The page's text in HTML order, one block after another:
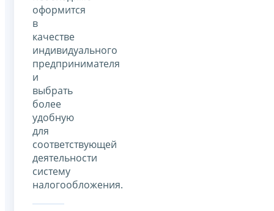
оформится
в
качестве
индивидуального
предпринимателя
и
выбрать
более
удобную
для
соответствующей
деятельности
систему
налогообложения.